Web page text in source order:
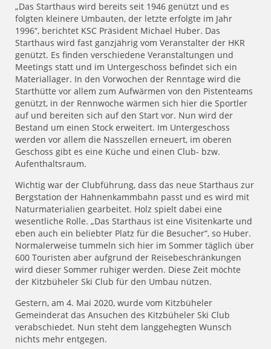
„Das Starthaus wird bereits seit 1946 genützt und es
folgten kleinere Umbauten, der letzte erfolgte im Jahr
1996“, berichtet KSC Präsident Michael Huber. Das
Starthaus wird fast ganzjährig vom Veranstalter der HKR
genützt. Es finden verschiedene Veranstaltungen und
Meetings statt und im Untergeschoss befindet sich ein
Materiallager. In den Vorwochen der Renntage wird die
Starthütte vor allem zum Aufwärmen von den Pistenteams
genützt, in der Rennwoche wärmen sich hier die Sportler
auf und bereiten sich auf den Start vor. Nun wird der
Bestand um einen Stock erweitert. Im Untergeschoss
werden vor allem die Nasszellen erneuert, im oberen
Geschoss gibt es eine Küche und einen Club- bzw.
Aufenthaltsraum.
Wichtig war der Clubführung, dass das neue Starthaus zur
Bergstation der Hahnenkammbahn passt und es wird mit
Naturmaterialien gearbeitet. Holz spielt dabei eine
wesentliche Rolle. „Das Starthaus ist eine Visitenkarte und
eben auch ein beliebter Platz für die Besucher“, so Huber.
Normalerweise tummeln sich hier im Sommer täglich über
600 Touristen aber aufgrund der Reisebeschränkungen
wird dieser Sommer ruhiger werden. Diese Zeit möchte
der Kitzbüheler Ski Club für den Umbau nützen.
Gestern, am 4. Mai 2020, wurde vom Kitzbüheler
Gemeinderat das Ansuchen des Kitzbüheler Ski Club
verabschiedet. Nun steht dem langgehegten Wunsch
nichts mehr entgegen.